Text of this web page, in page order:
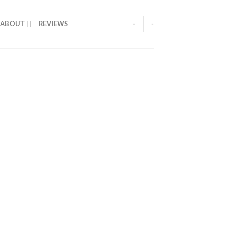
ABOUT REVIEWS - -